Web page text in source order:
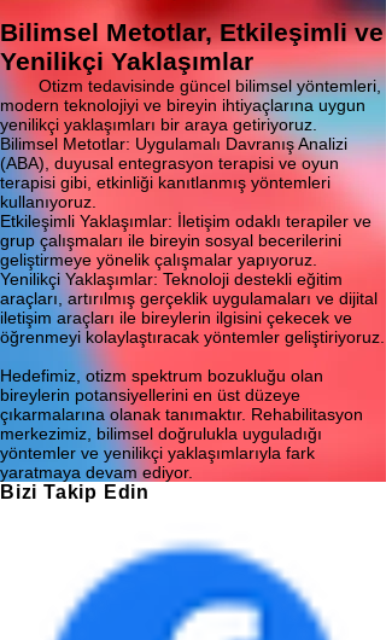
Bilimsel Metotlar, Etkileşimli ve
Yenilikçi Yaklaşımlar
Otizm tedavisinde güncel bilimsel yöntemleri,
modern teknolojiyi ve bireyin ihtiyaçlarına uygun
yenilikçi yaklaşımları bir araya getiriyoruz.
Bilimsel Metotlar: Uygulamalı Davranış Analizi
(ABA), duyusal entegrasyon terapisi ve oyun
terapisi gibi, etkinliği kanıtlanmış yöntemleri
kullanıyoruz.
Etkileşimli Yaklaşımlar: İletişim odaklı terapiler ve
grup çalışmaları ile bireyin sosyal becerilerini
geliştirmeye yönelik çalışmalar yapıyoruz.
Yenilikçi Yaklaşımlar: Teknoloji destekli eğitim
araçları, artırılmış gerçeklik uygulamaları ve dijital
iletişim araçları ile bireylerin ilgisini çekecek ve
öğrenmeyi kolaylaştıracak yöntemler geliştiriyoruz.
Hedefimiz, otizm spektrum bozukluğu olan
bireylerin potansiyellerini en üst düzeye
çıkarmalarına olanak tanımaktır. Rehabilitasyon
merkezimiz, bilimsel doğrulukla uyguladığı
yöntemler ve yenilikçi yaklaşımlarıyla fark
yaratmaya devam ediyor.
Bizi Takip Edin